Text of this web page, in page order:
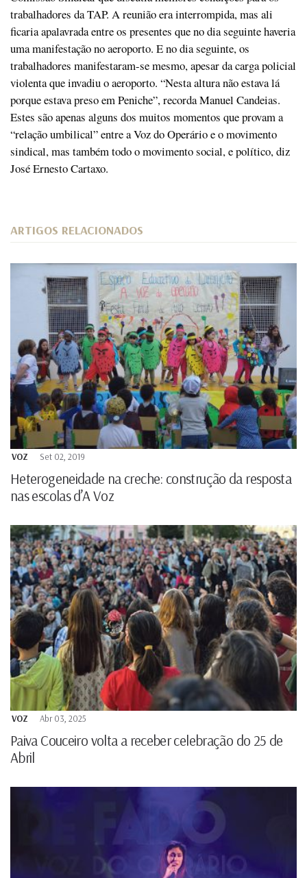
trabalhadores da TAP. A reunião era interrompida, mas ali
ficaria apalavrada entre os presentes que no dia seguinte haveria
uma manifestação no aeroporto. E no dia seguinte, os
trabalhadores manifestaram-se mesmo, apesar da carga policial
violenta que invadiu o aeroporto. “Nesta altura não estava lá
porque estava preso em Peniche”, recorda Manuel Candeias.
Estes são apenas alguns dos muitos momentos que provam a
“relação umbilical” entre a Voz do Operário e o movimento
sindical, mas também todo o movimento social, e político, diz
José Ernesto Cartaxo.
ARTIGOS RELACIONADOS
VOZ Set 02, 2019
Heterogeneidade na creche: construção da resposta
nas escolas d’A Voz
VOZ Abr 03, 2025
Paiva Couceiro volta a receber celebração do 25 de
Abril